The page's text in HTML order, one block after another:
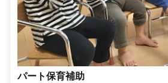
パート保育補助